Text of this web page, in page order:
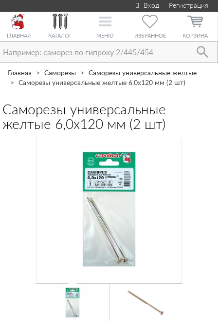
Вход Регистрация
ГЛАВНАЯ КАТАЛОГ
Toggle
МЕНЮ ИЗБРАННОЕ КОРЗИНА
Главная Саморезы
Саморезы универсальные желтые
Саморезы универсальные желтые 6,0х120 мм (2 шт)
Саморезы универсальные
желтые 6,0х120 мм (2 шт)